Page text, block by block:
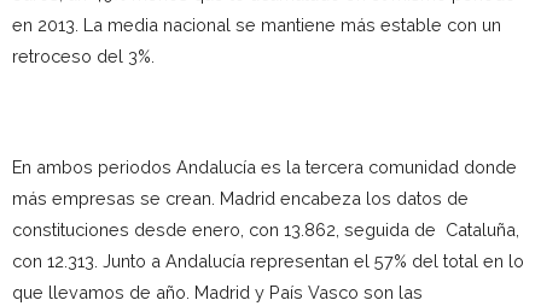
en 2013. La media nacional se mantiene más estable con un
retroceso del 3%.
En ambos periodos Andalucía es la tercera comunidad donde
más empresas se crean. Madrid encabeza los datos de
constituciones desde enero, con 13.862, seguida de Cataluña,
con 12.313. Junto a Andalucía representan el 57% del total en lo
que llevamos de año. Madrid y País Vasco son las